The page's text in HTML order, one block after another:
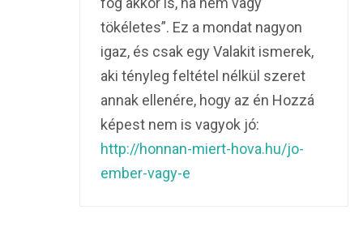
tökéletes”. Ez a mondat nagyon
igaz, és csak egy Valakit ismerek,
aki tényleg feltétel nélkül szeret
annak ellenére, hogy az én Hozzá
képest nem is vagyok jó:
http://honnan-miert-hova.hu/jo-
ember-vagy-e